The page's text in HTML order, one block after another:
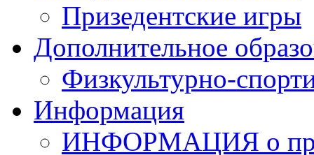
Призедентские игры
Дополнительное
Физкультурно-
Информация
ИНФОРМАЦИЯ о